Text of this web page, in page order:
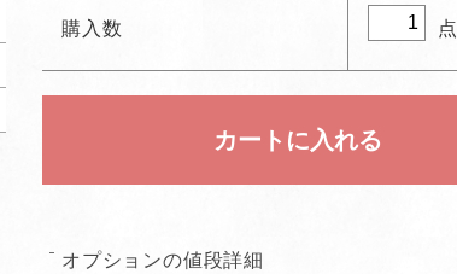
購入数 点
オプションの値段詳細